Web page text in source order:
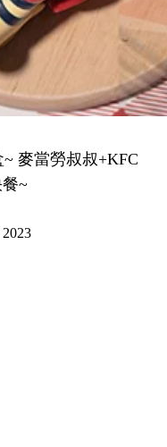
~ 麥當勞叔叔+KFC
~